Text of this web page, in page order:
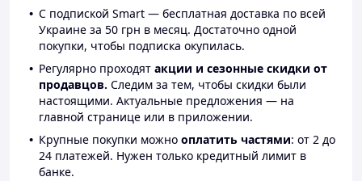
С подпиской Smart — бесплатная доставка по всей
Украине за 50 грн в месяц. Достаточно одной
покупки, чтобы подписка окупилась.
Регулярно проходят акции и сезонные скидки от
продавцов. Следим за тем, чтобы скидки были
настоящими. Актуальные предложения — на
главной странице или в приложении.
Крупные покупки можно оплатить частями: от 2 до
24 платежей. Нужен только кредитный лимит в
банке.